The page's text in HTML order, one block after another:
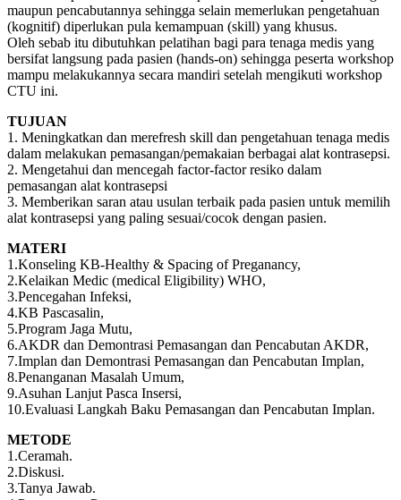
maupun pencabutannya sehingga selain memerlukan pengetahuan
(kognitif) diperlukan pula kemampuan (skill) yang khusus.
Oleh sebab itu dibutuhkan pelatihan bagi para tenaga medis yang
bersifat langsung pada pasien (hands-on) sehingga peserta workshop
mampu melakukannya secara mandiri setelah mengikuti workshop
CTU ini.
TUJUAN
1. Meningkatkan dan merefresh skill dan pengetahuan tenaga medis
dalam melakukan pemasangan/pemakaian berbagai alat kontrasepsi.
2. Mengetahui dan mencegah factor-factor resiko dalam
pemasangan alat kontrasepsi
3. Memberikan saran atau usulan terbaik pada pasien untuk memilih
alat kontrasepsi yang paling sesuai/cocok dengan pasien.
MATERI
1.Konseling KB-Healthy & Spacing of Preganancy,
2.Kelaikan Medic (medical Eligibility) WHO,
3.Pencegahan Infeksi,
4.KB Pascasalin,
5.Program Jaga Mutu,
6.AKDR dan Demontrasi Pemasangan dan Pencabutan AKDR,
7.Implan dan Demontrasi Pemasangan dan Pencabutan Implan,
8.Penanganan Masalah Umum,
9.Asuhan Lanjut Pasca Insersi,
10.Evaluasi Langkah Baku Pemasangan dan Pencabutan Implan.
METODE
1.Ceramah.
2.Diskusi.
3.Tanya Jawab.